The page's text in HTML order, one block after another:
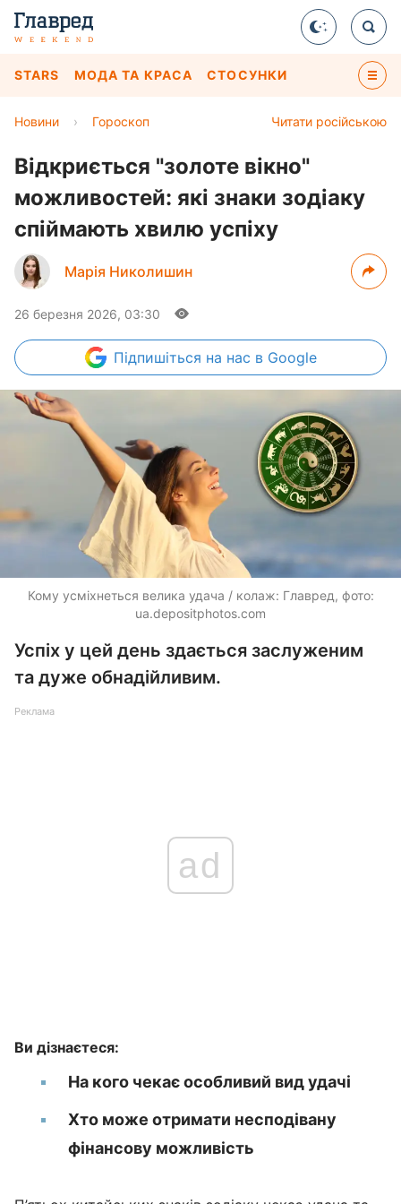
STARS МОДА ТА КРАСА СТОСУНКИ
Читати російською
Новини › Гороскоп
Відкриється "золоте вікно"
можливостей: які знаки зодіаку
спіймають хвилю успіху
Марія Николишин
26 березня 2026, 03:30
Підпишіться на нас в Google
Кому усміхнеться велика удача / колаж: Главред, фото:
ua.depositphotos.com
Успіх у цей день здається заслуженим
та дуже обнадійливим.
Реклама
ad
Ви дізнаєтеся:
На кого чекає особливий вид удачі
Хто може отримати несподівану
фінансову можливість